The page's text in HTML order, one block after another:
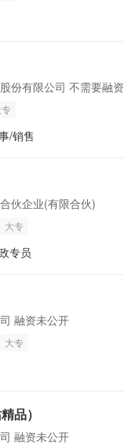
份有限公司 不需要融资
/销售
伙企业(有限合伙)
大专
专员
融资未公开
大专
品）
融资未公开